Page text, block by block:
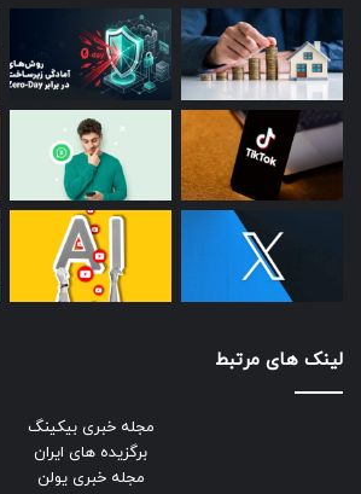
لینک های مرتبط
مجله خبری بیکینگ
برگزیده های ایران
مجله خبری یولن